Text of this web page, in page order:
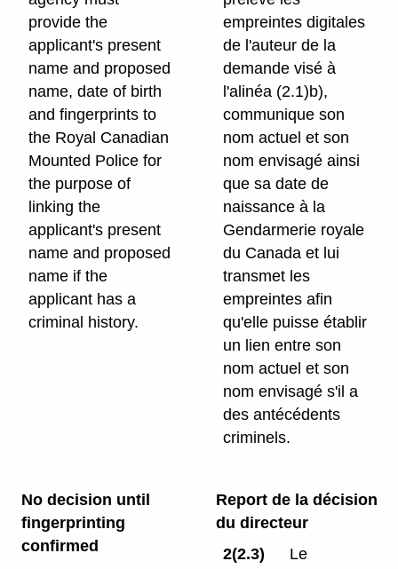
provide the
applicant's present
name and proposed
name, date of birth
and fingerprints to
the Royal Canadian
Mounted Police for
the purpose of
linking the
applicant's present
name and proposed
name if the
applicant has a
criminal history.
empreintes digitales
de l'auteur de la
demande visé à
l'alinéa (2.1)b),
communique son
nom actuel et son
nom envisagé ainsi
que sa date de
naissance à la
Gendarmerie royale
du Canada et lui
transmet les
empreintes afin
qu'elle puisse établir
un lien entre son
nom actuel et son
nom envisagé s'il a
des antécédents
criminels.
No decision until
fingerprinting
confirmed
Report de la décision
du directeur
2(2.3)
Le